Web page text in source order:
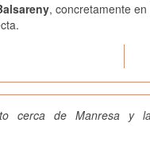
, concretamente
cerca de Manresa y